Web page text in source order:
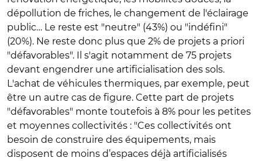
dépollution de friches, le changement de l'éclairage
public… Le reste est "neutre" (43%) ou "indéfini"
(20%). Ne reste donc plus que 2% de projets a priori
"défavorables". Il s'agit notamment de 75 projets
devant engendrer une artificialisation des sols.
L'achat de véhicules thermiques, par exemple, peut
être un autre cas de figure. Cette part de projets
"défavorables" monte toutefois à 8% pour les petites
et moyennes collectivités : "Ces collectivités ont
besoin de construire des équipements, mais
disposent de moins d’espaces déjà artificialisés